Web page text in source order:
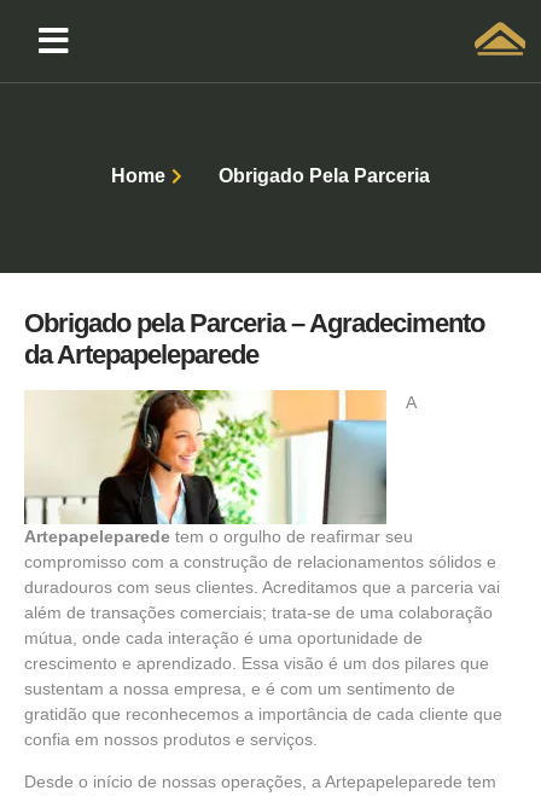
Home Obrigado Pela Parceria
Obrigado pela Parceria – Agradecimento
da Artepapeleparede
A
Artepapeleparede tem o orgulho de reafirmar seu
compromisso com a construção de relacionamentos sólidos e
duradouros com seus clientes. Acreditamos que a parceria vai
além de transações comerciais; trata-se de uma colaboração
mútua, onde cada interação é uma oportunidade de
crescimento e aprendizado. Essa visão é um dos pilares que
sustentam a nossa empresa, e é com um sentimento de
gratidão que reconhecemos a importância de cada cliente que
confia em nossos produtos e serviços.
Desde o início de nossas operações, aArtepapeleparede tem